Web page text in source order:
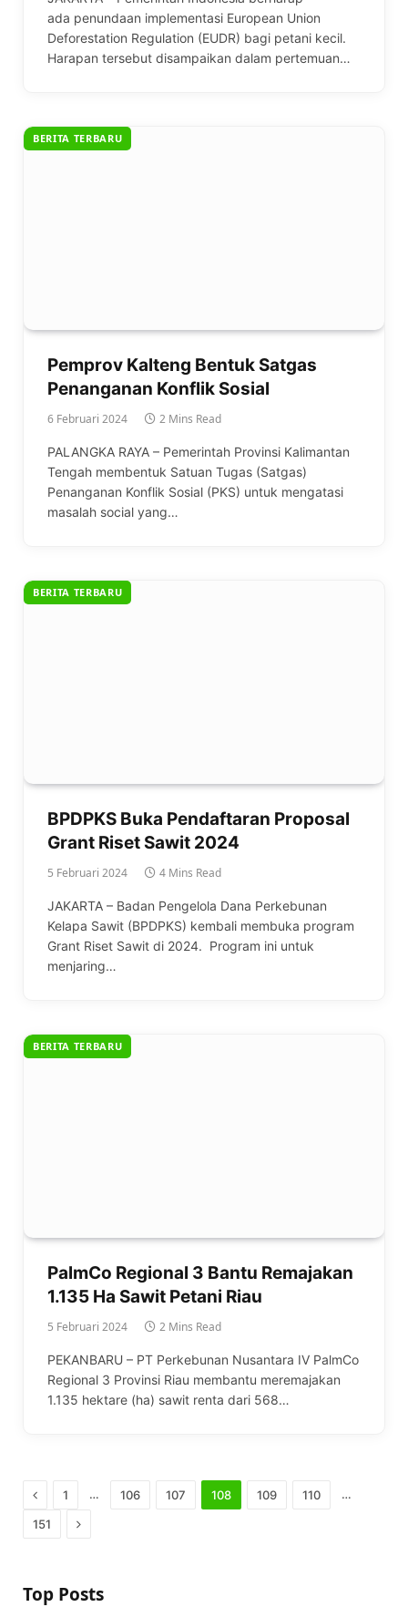
ada penundaan implementasi European Union
Deforestation Regulation (EUDR) bagi petani kecil.
Harapan tersebut disampaikan dalam pertemuan…
BERITA TERBARU
Pemprov Kalteng Bentuk Satgas
Penanganan Konflik Sosial
6 Februari 2024 2 Mins Read
PALANGKA RAYA – Pemerintah Provinsi Kalimantan
Tengah membentuk Satuan Tugas (Satgas)
Penanganan Konflik Sosial (PKS) untuk mengatasi
masalah social yang…
BERITA TERBARU
BPDPKS Buka Pendaftaran Proposal
Grant Riset Sawit 2024
5 Februari 2024 4 Mins Read
JAKARTA – Badan Pengelola Dana Perkebunan
Kelapa Sawit (BPDPKS) kembali membuka program
Grant Riset Sawit di 2024. Program ini untuk
menjaring…
BERITA TERBARU
PalmCo Regional 3 Bantu Remajakan
1.135 Ha Sawit Petani Riau
5 Februari 2024 2 Mins Read
PEKANBARU – PT Perkebunan Nusantara IV PalmCo
Regional 3 Provinsi Riau membantu meremajakan
1.135 hektare (ha) sawit renta dari 568…
Previous
1 … 106 107 108 109 110 …
151 Next
Top Posts